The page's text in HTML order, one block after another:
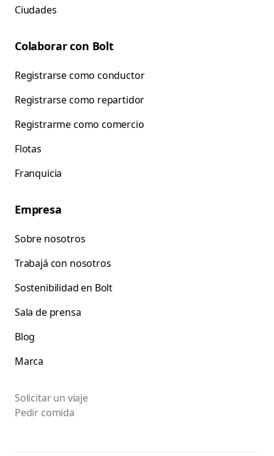
Ciudades
Colaborar con Bolt
Registrarse como conductor
Registrarse como repartidor
Registrarme como comercio
Flotas
Franquicia
Empresa
Sobre nosotros
Trabajá con nosotros
Sostenibilidad en Bolt
Sala de prensa
Blog
Marca
Solicitar un viaje
Pedir comida